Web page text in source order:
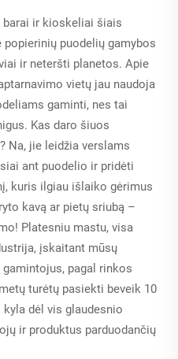
ir kioskeliai šiais
puodelių gamybos
ir neteršti planetos. Apie
vietų jau naudoja
gaminti, nes tai
Kas daro šiuos
Na, jie leidžia verslams
ant puodelio ir pridėti
kuris ilgiau išlaiko gėrimus
kavą ar pietų sriubą –
Platesniu mastu, visa
įskaitant mūsų
pagal rinkos
turėtų pasiekti beveik 10
dėl vis glaudesnio
ir produktus parduodančių